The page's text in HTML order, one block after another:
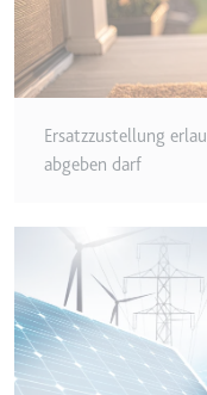
Typ:
Anbieter:
Zweck:
Ablauf:
Typ:
Ersatzzustellung
abgeben darf